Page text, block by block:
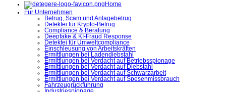
Home
Für Unternehmen
Betrug, Scam und Anlagebetrug
Detektei für Krypto-Betrug
Compliance & Beratung
Deepfake & KI-Fraud Response
Detektei für Umweltcompliance
Einschleusung von Arbeitskräften
Ermittlungen bei Ladendiebstahl
Ermittlungen bei Verdacht auf Betriebsspionage
Ermittlungen bei Verdacht auf Diebstahl
Ermittlungen bei Verdacht auf Schwarzarbeit
Ermittlungen bei Verdacht auf Spesenmissbrauch
Fahrzeugrückführung
Industriespionage